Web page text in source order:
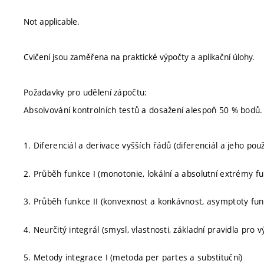
Not applicable.
Cvičení jsou zaměřena na praktické výpočty a aplikační úlohy.
Požadavky pro udělení zápočtu:
Absolvování kontrolních testů a dosažení alespoň 50 % bodů.
1. Diferenciál a derivace vyšších řádů (diferenciál a jeho
2. Průběh funkce I (monotonie, lokální a absolutní extrémy
3. Průběh funkce II (konvexnost a konkávnost, asymptoty
4. Neurčitý integrál (smysl, vlastnosti, základní pravidla pro
5. Metody integrace I (metoda per partes a substituční)